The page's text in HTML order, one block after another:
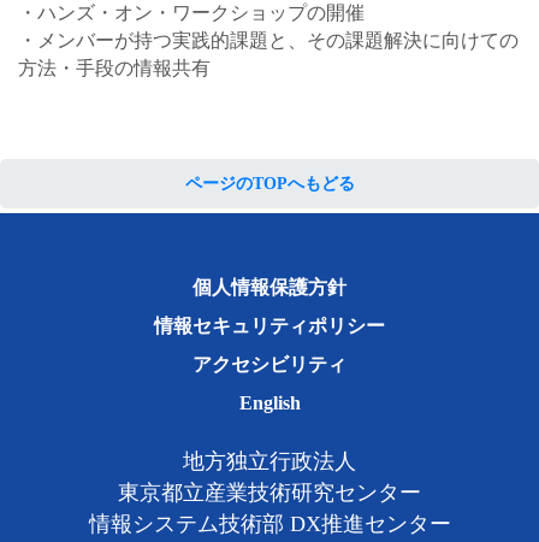
・ハンズ・オン・ワークショップの開催
・メンバーが持つ実践的課題と、その課題解決に向けての
方法・手段の情報共有
ページのTOPへもどる
個人情報保護方針
情報セキュリティポリシー
アクセシビリティ
English
地方独立行政法人
東京都立産業技術研究センター
情報システム技術部 DX推進センター